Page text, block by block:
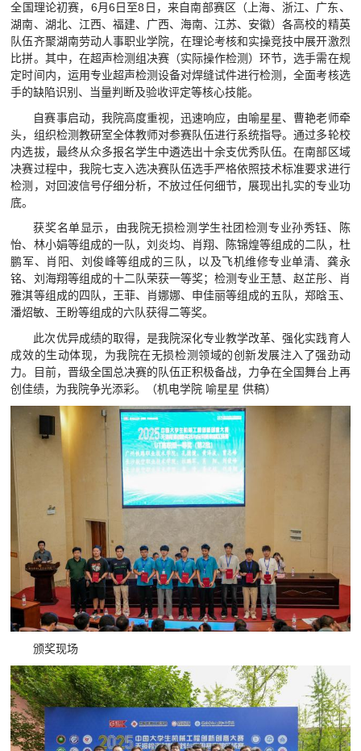
全国理论初赛，6月6日至8日，来自南部赛区（上海、浙江、广东、
湖南、湖北、江西、福建、广西、海南、江苏、安徽）各高校的精英
队伍齐聚湖南劳动人事职业学院，在理论考核和实操竞技中展开激烈
比拼。其中，在超声检测组决赛（实际操作检测）环节，选手需在规
定时间内，运用专业超声检测设备对焊缝试件进行检测，全面考核选
手的缺陷识别、当量判断及验收评定等核心技能。
自赛事启动，我院高度重视，迅速响应，由喻星星、曹艳老师牵
头，组织检测教研室全体教师对参赛队伍进行系统指导。通过多轮校
内选拔，最终从众多报名学生中遴选出十余支优秀队伍。在南部区域
决赛过程中，我院七支入选决赛队伍选手严格依照技术标准要求进行
检测，对回波信号仔细分析，不放过任何细节，展现出扎实的专业功
底。
获奖名单显示，由我院无损检测学生社团检测专业孙秀钰、陈
怡、林小娟等组成的一队，刘炎均、肖翔、陈锦煌等组成的二队，杜
鹏军、肖阳、刘俊峰等组成的三队，以及飞机维修专业单清、龚永
铭、刘海翔等组成的十二队荣获一等奖；检测专业王慧、赵芷彤、肖
雅淇等组成的四队，王菲、肖娜娜、申佳丽等组成的五队，郑晗玉、
潘炤敏、王盼等组成的六队获得二等奖。
此次优异成绩的取得，是我院深化专业教学改革、强化实践育人
成效的生动体现，为我院在无损检测领域的创新发展注入了强劲动
力。目前，晋级全国总决赛的队伍正积极备战，力争在全国舞台上再
创佳绩，为我院争光添彩。（机电学院 喻星星 供稿）
颁奖现场